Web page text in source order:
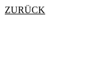
ZURÜCK